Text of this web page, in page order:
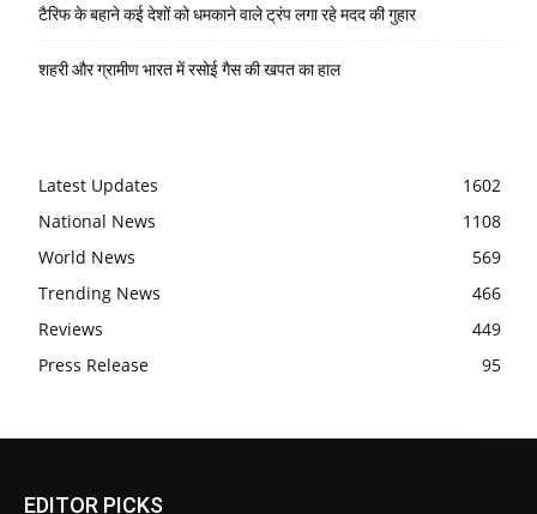
टैरिफ के बहाने कई देशों को धमकाने वाले ट्रंप लगा रहे मदद की गुहार
शहरी और ग्रामीण भारत में रसोई गैस की खपत का हाल
Latest Updates
1602
National News
1108
World News
569
Trending News
466
Reviews
449
Press Release
95
EDITOR PICKS